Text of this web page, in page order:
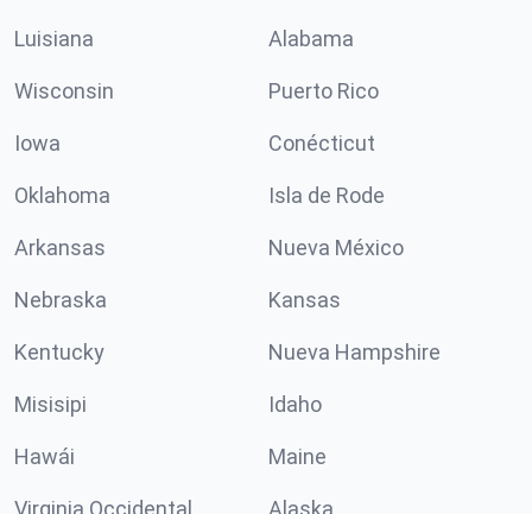
Luisiana Alabama
Wisconsin Puerto Rico
Iowa Conécticut
Oklahoma Isla de Rode
Arkansas Nueva México
Nebraska Kansas
Kentucky Nueva Hampshire
Misisipi Idaho
Hawái Maine
Virginia Occidental Alaska